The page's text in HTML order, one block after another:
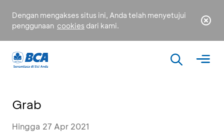
Dengan mengakses situs ini, Anda telah menyetujui
penggunaan cookies dari kami.
Grab
Hingga 27 Apr 2021